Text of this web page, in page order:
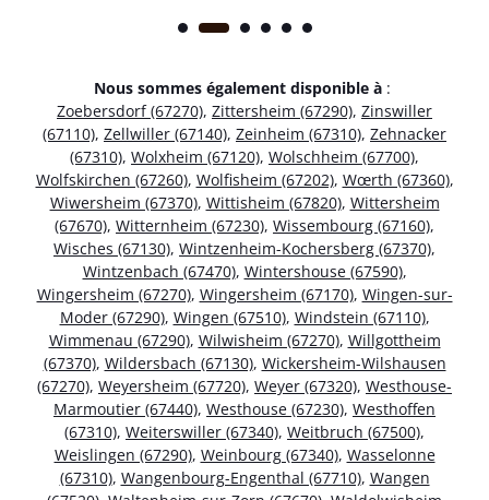
Nous sommes également disponible à :
Zoebersdorf (67270), Zittersheim (67290), Zinswiller
(67110), Zellwiller (67140), Zeinheim (67310), Zehnacker
(67310), Wolxheim (67120), Wolschheim (67700),
Wolfskirchen (67260), Wolfisheim (67202), Wœrth (67360),
Wiwersheim (67370), Wittisheim (67820), Wittersheim
(67670), Witternheim (67230), Wissembourg (67160),
Wisches (67130), Wintzenheim-Kochersberg (67370),
Wintzenbach (67470), Wintershouse (67590),
Wingersheim (67270), Wingersheim (67170), Wingen-sur-
Moder (67290), Wingen (67510), Windstein (67110),
Wimmenau (67290), Wilwisheim (67270), Willgottheim
(67370), Wildersbach (67130), Wickersheim-Wilshausen
(67270), Weyersheim (67720), Weyer (67320), Westhouse-
Marmoutier (67440), Westhouse (67230), Westhoffen
(67310), Weiterswiller (67340), Weitbruch (67500),
Weislingen (67290), Weinbourg (67340), Wasselonne
(67310), Wangenbourg-Engenthal (67710), Wangen